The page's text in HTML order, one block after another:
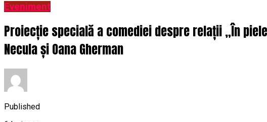
Eveniment
Proiecție specială a comediei despre relații „În
Necula și Oana Gherman
Published